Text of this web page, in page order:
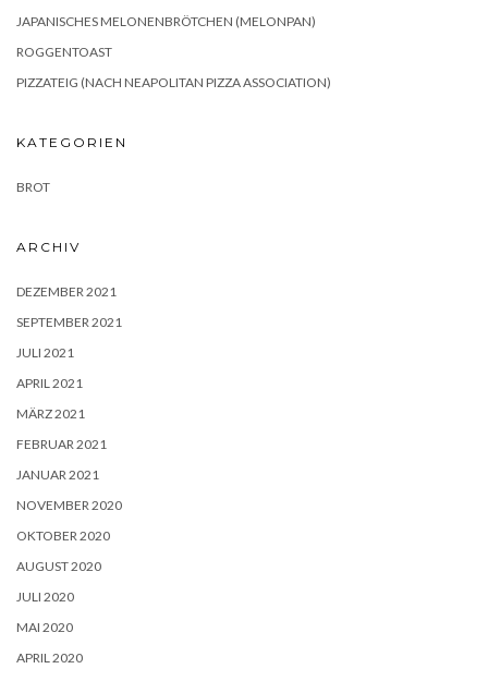
JAPANISCHES MELONENBRÖTCHEN (MELONPAN)
ROGGENTOAST
PIZZATEIG (NACH NEAPOLITAN PIZZA ASSOCIATION)
KATEGORIEN
BROT
ARCHIV
DEZEMBER 2021
SEPTEMBER 2021
JULI 2021
APRIL 2021
MÄRZ 2021
FEBRUAR 2021
JANUAR 2021
NOVEMBER 2020
OKTOBER 2020
AUGUST 2020
JULI 2020
MAI 2020
APRIL 2020